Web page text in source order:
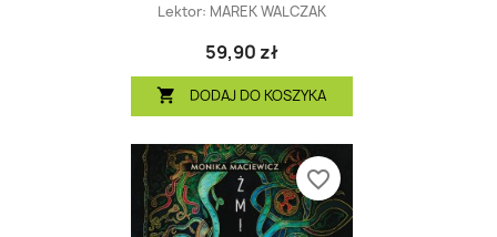
Lektor: MAREK WALCZAK
59,90 zł
 DODAJ DO KOSZYKA
favorite_border